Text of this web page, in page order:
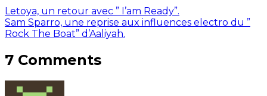
Letoya, un retour avec ” I’am Ready”.
Sam Sparro, une reprise aux influences electro du ”
Rock The Boat” d’Aaliyah.
7 Comments